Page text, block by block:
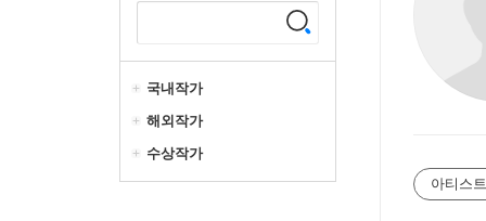
국내작가
해외작가
수상작가
아티스